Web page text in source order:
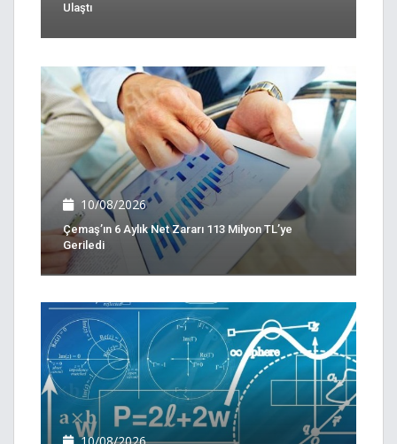
Ulaştı
10/08/2026
Çemaş’ın 6 Aylık Net Zararı 113 Milyon TL’ye
Geriledi